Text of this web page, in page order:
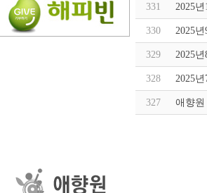
331 2025
330 2025
329 2025
328 2025
327 애향원